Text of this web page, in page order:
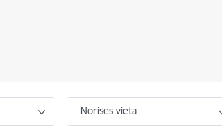
Norises vieta